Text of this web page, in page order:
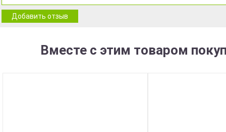
Добавить отзыв
Вместе с этим товаром